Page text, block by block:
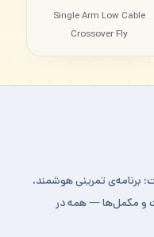
Single Arm Low Cable
Crossover Fly
برنامه‌ی تمرینی هوشمند،
و مکمل‌ها — همه در